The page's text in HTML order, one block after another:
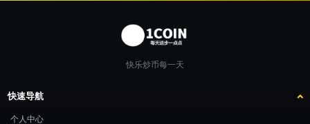
快乐炒币每一天
快速导航
个人中心